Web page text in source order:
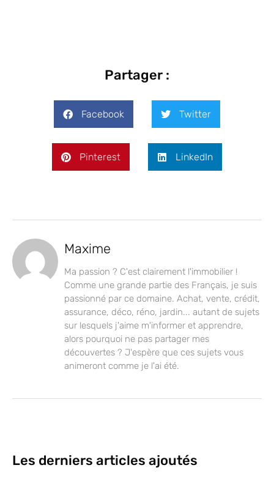
Partager :
Facebook Twitter
Pinterest LinkedIn
Maxime
Ma passion ? C'est clairement l'immobilier !
Comme une grande partie des Français, je suis
passionné par ce domaine. Achat, vente, crédit,
assurance, déco, réno, jardin... autant de sujets
sur lesquels j'aime m'informer et apprendre,
alors pourquoi ne pas partager mes
découvertes ? J'espère que ces sujets vous
animeront comme je l'ai été.
Les derniers articles ajoutés